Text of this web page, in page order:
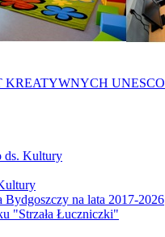
KREATYWNYCH UNESCO
ds. Kultury
na lata 2017-2026
"Strzała Łuczniczki"